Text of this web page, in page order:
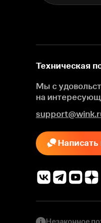
Техническая
Мы с
на
Написать
Незаконное